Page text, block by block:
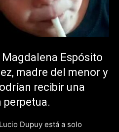
Espósito
madre del menor y
recibir una
perpetua.
Dupuy está a solo